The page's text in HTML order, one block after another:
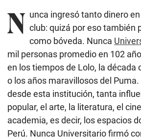
N unca ingresó tanto dinero
club: quizá por eso también
como bóveda. Nunca
mil personas promedio en 102
en los tiempos de Lolo, la década
o los años maravillosos del
desde esta institución, tanta
popular, el arte, la literatura, el
academia, es decir, los espacios
Perú. Nunca Universitario firmó